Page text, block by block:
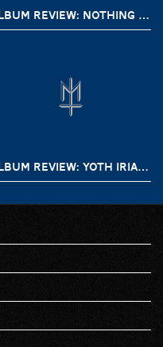
ALBUM REVIEW: NOTHING – A SHORT HISTORY OF DECAY
ALBUM REVIEW: YOTH IRIA – GONE WITH THE DEVIL